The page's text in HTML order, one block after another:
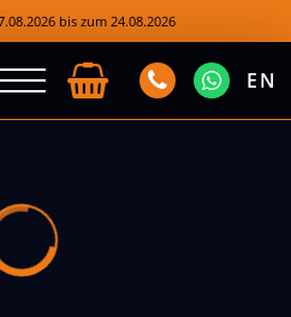
bis zum 24.08.2026
EN